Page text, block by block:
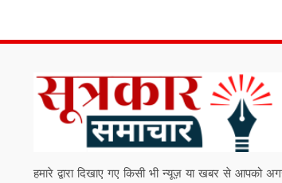
हमारे द्वारा दिखाए गए किसी भी न्यूज़ या खबर से आपको